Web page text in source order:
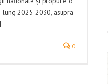
2025-2030, asupra
0